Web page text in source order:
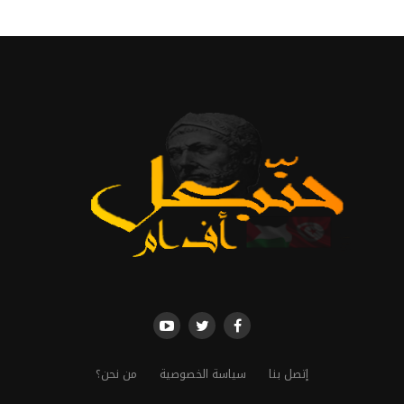
إتصل بنا سياسة الخصوصية من نحن؟